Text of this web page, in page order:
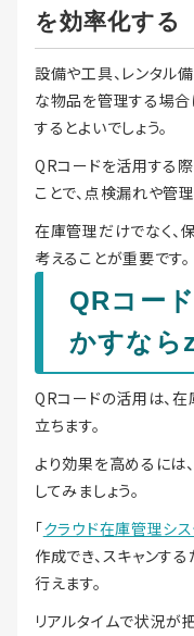
を効率化する
設備や工具、レンタル
な物品を管理する場合
するとよいでしょう。
QRコードを活用する
ことで、点検漏れや管
在庫管理だけでなく、
考えることが重要です。
QRコー
かすなら
QRコードの活用は、
立ちます。
より効果を高めるには
してみましょう。
「クラウド在庫管理シ
作成でき、スキャンす
行えます。
リアルタイムで状況が